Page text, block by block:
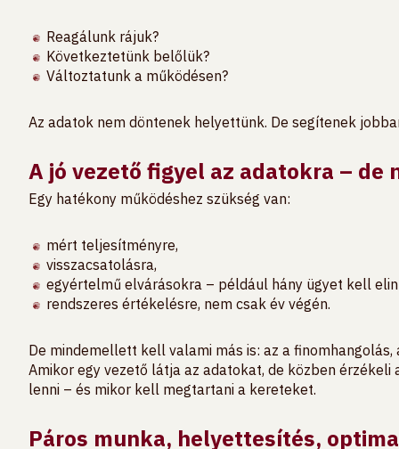
Reagálunk rájuk?
Következtetünk belőlük?
Változtatunk a működésen?
Az adatok nem döntenek helyettünk. De segítenek
A jó vezető figyel az adatokra – de
Egy hatékony működéshez szükség van:
mért teljesítményre,
visszacsatolásra,
egyértelmű elvárásokra – például hány ügyet kell
rendszeres értékelésre, nem csak év végén.
De mindemellett kell valami más is: az a
Amikor egy vezető látja az adatokat, de közben
lenni – és mikor kell megtartani a kereteket.
Páros munka, helyettesítés,